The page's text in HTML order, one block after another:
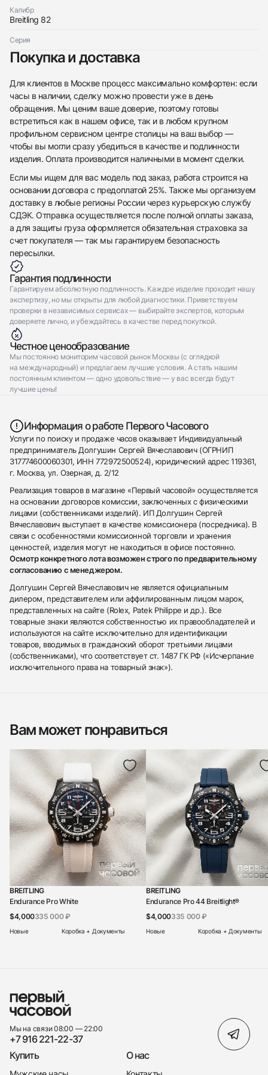
Калибр
Breitling 82
Серия
Покупка и доставка
Для клиентов в Москве процесс максимально комфортен: если
часы в наличии, сделку можно провести уже в день
обращения. Мы ценим ваше доверие, поэтому готовы
встретиться как в нашем офисе, так и в любом крупном
профильном сервисном центре столицы на ваш выбор —
чтобы вы могли сразу убедиться в качестве и подлинности
изделия. Оплата производится наличными в момент сделки.
Если мы ищем для вас модель под заказ, работа строится на
основании договора с предоплатой 25%. Также мы организуем
доставку в любые регионы России через курьерскую службу
СДЭК. Отправка осуществляется после полной оплаты заказа,
а для защиты груза оформляется обязательная страховка за
счет покупателя — так мы гарантируем безопасность
пересылки.
Гарантия подлинности
Гарантируем абсолютную подлинность. Каждое изделие проходит нашу
экспертизу, но мы открыты для любой диагностики. Приветствуем
проверки в независимых сервисах — выбирайте экспертов, которым
доверяете лично, и убеждайтесь в качестве перед покупкой.
Честное ценообразование
Мы постоянно мониторим часовой рынок Москвы (с оглядкой
на международный) и предлагаем лучшие условия. А стать нашим
постоянным клиентом — одно удовольствие — у вас всегда будут
лучшие цены!
Информация о работе Первого Часового
Услуги по поиску и продаже часов оказывает Индивидуальный
предприниматель Долгушин Сергей Вячеславович (ОГРНИП
317774600060301, ИНН 772972500524), юридический адрес 119361,
г. Москва, ул. Озерная, д. 2/12
Реализация товаров в магазине «Первый часовой» осуществляется
на основании договоров комиссии, заключенных с физическими
лицами (собственниками изделий). ИП Долгушин Сергей
Вячеславович выступает в качестве комиссионера (посредника). В
связи с особенностями комиссионной торговли и хранения
ценностей, изделия могут не находиться в офисе постоянно.
Осмотр конкретного лота возможен строго по предварительному
согласованию с менеджером.
Долгушин Сергей Вячеславович не является официальным
дилером, представителем или аффилированным лицом марок,
представленных на сайте (Rolex, Patek Philippe и др.). Все
товарные знаки являются собственностью их правообладателей и
используются на сайте исключительно для идентификации
товаров, вводимых в гражданский оборот третьими лицами
(собственниками), что соответствует ст. 1487 ГК РФ («Исчерпание
исключительного права на товарный знак»).
Вам может понравиться
BREITLING
Endurance Pro White
$4,000335 000 ₽
Новые Коробка + Документы
BREITLING
Endurance Pro 44 Breitlight®
$4,000335 000 ₽
Новые Коробка + Документы
Мы на связи 08:00 — 22:00
+7 916 221-22-37
Купить
О нас